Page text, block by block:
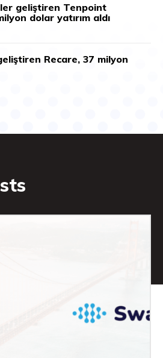
geliştiren Tenpoint
dolar yatırım aldı
Recare, 37 milyon